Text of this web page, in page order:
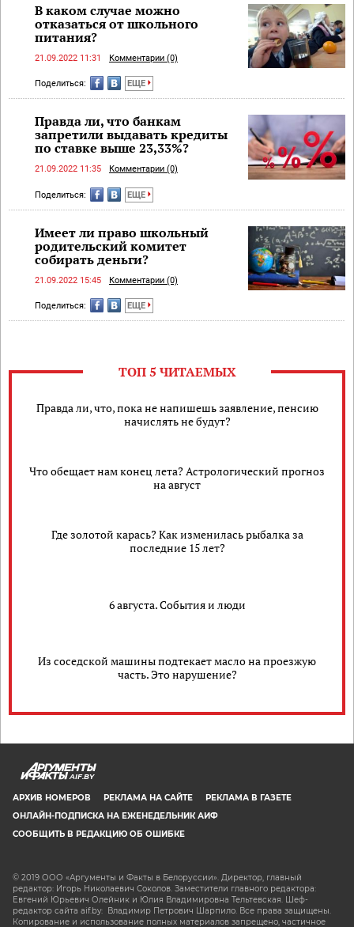
В каком случае можно
отказаться от школьного
питания?
21.09.2022 11:31 Комментарии (0)
Поделиться: ЕЩЕ
Правда ли, что банкам
запретили выдавать кредиты
по ставке выше 23,33%?
21.09.2022 11:35 Комментарии (0)
Поделиться: ЕЩЕ
Имеет ли право школьный
родительский комитет
собирать деньги?
21.09.2022 15:45 Комментарии (0)
Поделиться: ЕЩЕ
ТОП 5 ЧИТАЕМЫХ
Правда ли, что, пока не напишешь заявление, пенсию
начислять не будут?
​Что обещает нам конец лета? Астрологический прогноз
на август
Где золотой карась? Как изменилась рыбалка за
последние 15 лет?
6 августа. События и люди
Из соседской машины подтекает масло на проезжую
часть. Это нарушение?
AIF.BY
АРХИВ НОМЕРОВ РЕКЛАМА НА САЙТЕ
РЕКЛАМА В ГАЗЕТЕ
ОНЛАЙН-ПОДПИСКА НА ЕЖЕНЕДЕЛЬНИК АИФ
СООБЩИТЬ В РЕДАКЦИЮ ОБ ОШИБКЕ
© 2019 ООО «Аргументы и Факты в Белоруссии». Директор, главный
редактор: Игорь Николаевич Соколов. Заместители главного редактора:
Евгений Юрьевич Олейник и Юлия Владимировна Тельтевская. Шеф-
редактор сайта aif.by: Владимир Петрович Шарпило. Все права защищены.
Копирование и использование полных материалов запрещено, частичное